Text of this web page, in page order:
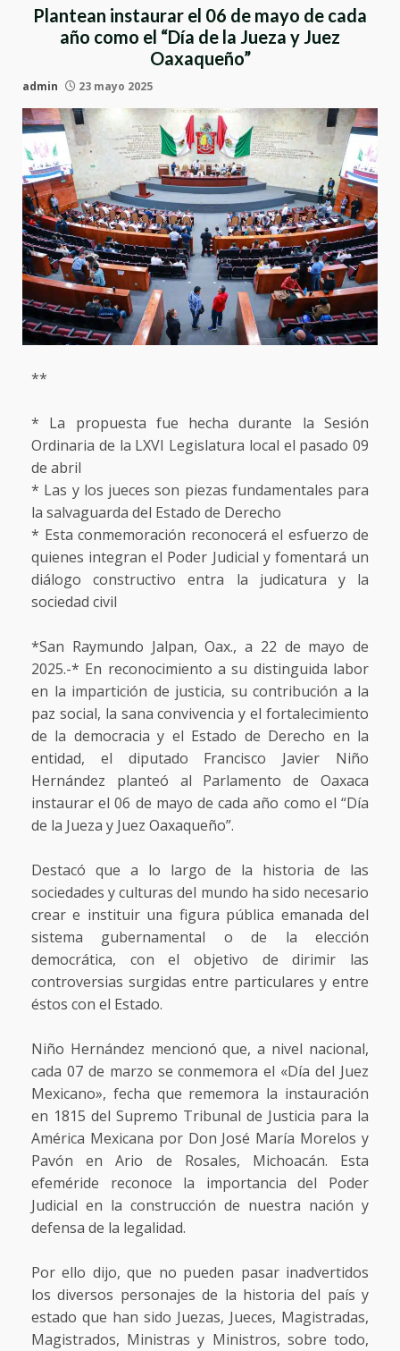
Plantean instaurar el 06 de mayo de cada
año como el “Día de la Jueza y Juez
Oaxaqueño”
admin 23 mayo 2025
**
* La propuesta fue hecha durante la Sesión
Ordinaria de la LXVI Legislatura local el pasado 09
de abril
* Las y los jueces son piezas fundamentales para
la salvaguarda del Estado de Derecho
* Esta conmemoración reconocerá el esfuerzo de
quienes integran el Poder Judicial y fomentará un
diálogo constructivo entra la judicatura y la
sociedad civil
*San Raymundo Jalpan, Oax., a 22 de mayo de
2025.-* En reconocimiento a su distinguida labor
en la impartición de justicia, su contribución a la
paz social, la sana convivencia y el fortalecimiento
de la democracia y el Estado de Derecho en la
entidad, el diputado Francisco Javier Niño
Hernández planteó al Parlamento de Oaxaca
instaurar el 06 de mayo de cada año como el “Día
de la Jueza y Juez Oaxaqueño”.
Destacó que a lo largo de la historia de las
sociedades y culturas del mundo ha sido necesario
crear e instituir una figura pública emanada del
sistema gubernamental o de la elección
democrática, con el objetivo de dirimir las
controversias surgidas entre particulares y entre
éstos con el Estado.
Niño Hernández mencionó que, a nivel nacional,
cada 07 de marzo se conmemora el «Día del Juez
Mexicano», fecha que rememora la instauración
en 1815 del Supremo Tribunal de Justicia para la
América Mexicana por Don José María Morelos y
Pavón en Ario de Rosales, Michoacán. Esta
efeméride reconoce la importancia del Poder
Judicial en la construcción de nuestra nación y
defensa de la legalidad.
Por ello dijo, que no pueden pasar inadvertidos
los diversos personajes de la historia del país y
estado que han sido Juezas, Jueces, Magistradas,
Magistrados, Ministras y Ministros, sobre todo,